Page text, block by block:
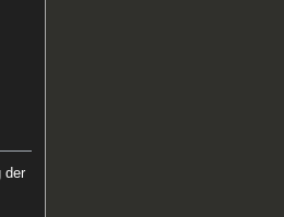
der